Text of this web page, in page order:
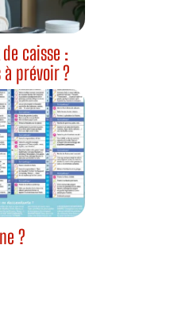
caisse :
prévoir ?
?